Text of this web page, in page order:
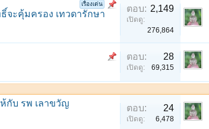
เรื่องเด่น
ะคุ้มครอง เทวดารักษา
ตอบ: 2,149
เปิดดู:
276,864
ตอบ: 28
เปิดดู: 69,315
กับ รพ เลาขวัญ
ตอบ: 24
เปิดดู: 6,478